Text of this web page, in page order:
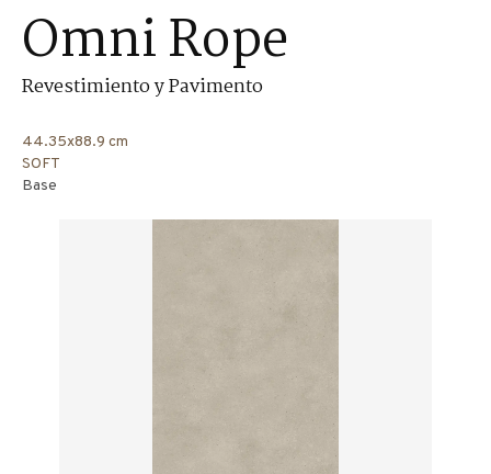
Omni Rope
Revestimiento y Pavimento
44.35x88.9 cm
SOFT
Base